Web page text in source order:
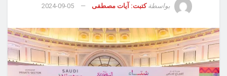
بواسطة كتبت: آيات مصطفى 2024-09-05